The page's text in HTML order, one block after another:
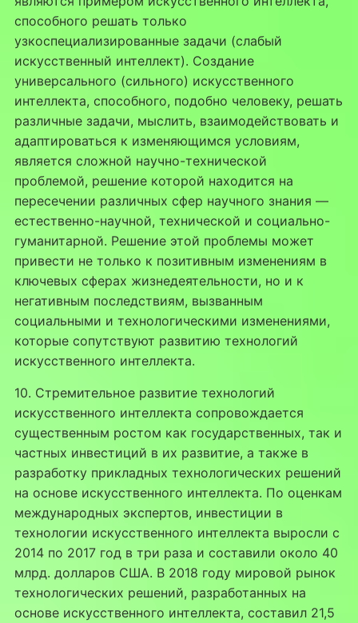
способного решать только
узкоспециализированные задачи (слабый
искусственный интеллект). Создание
универсального (сильного) искусственного
интеллекта, способного, подобно человеку, решать
различные задачи, мыслить, взаимодействовать и
адаптироваться к изменяющимся условиям,
является сложной научно-технической
проблемой, решение которой находится на
пересечении различных сфер научного знания —
естественно-научной, технической и социально-
гуманитарной. Решение этой проблемы может
привести не только к позитивным изменениям в
ключевых сферах жизнедеятельности, но и к
негативным последствиям, вызванным
социальными и технологическими изменениями,
которые сопутствуют развитию технологий
искусственного интеллекта.
10. Стремительное развитие технологий
искусственного интеллекта сопровождается
существенным ростом как государственных, так и
частных инвестиций в их развитие, а также в
разработку прикладных технологических решений
на основе искусственного интеллекта. По оценкам
международных экспертов, инвестиции в
технологии искусственного интеллекта выросли с
2014 по 2017 год в три раза и составили около 40
млрд. долларов США. В 2018 году мировой рынок
технологических решений, разработанных на
основе искусственного интеллекта, составил 21,5